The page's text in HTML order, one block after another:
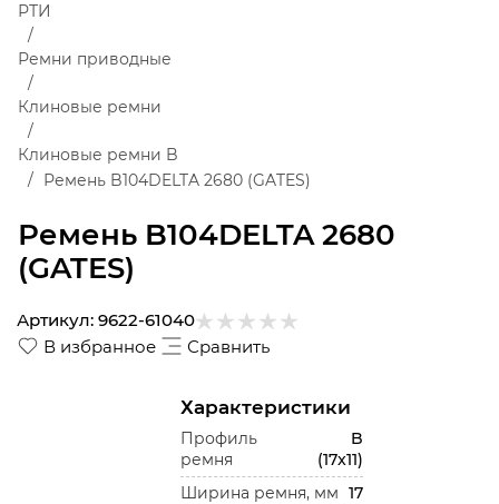
Ремень B104DELTA 2680
(GATES)
РТИ
Ремни приводные
Клиновые ремни
Клиновые ремни B
Ремень B104DELTA 2680 (GATES)
В избранное Сравнить
Артикул: 9622-61040
Характеристики
Профиль
ремня
B
(17x11)
Ширина ремня, мм 17